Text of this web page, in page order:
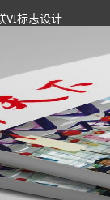
VI标志设计